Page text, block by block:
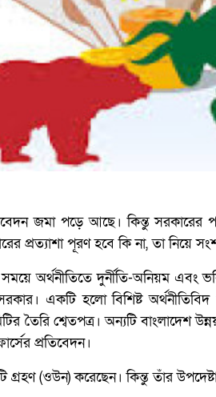
জমা পড়ে আছে। কিন্তু
প্রত্যাশা পূরণ হবে কি না, তা নিয়ে
অর্থনীতিতে দুর্নীতি-অনিয়ম এবং
সরকার। একটি হলো বিশিষ্ট
তৈরি শ্বেতপত্র। অন্যটি
প্রতিবেদন।
গ্রহণ (ওউন) করেছেন। কিন্তু তাঁর